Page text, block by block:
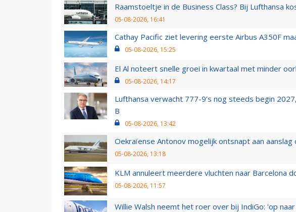
Raamstoeltje in de Business Class? Bij Lufthansa
05-08-2026, 16:41
Cathay Pacific ziet levering eerste Airbus A350F
05-08-2026, 15:25
El Al noteert snelle groei in kwartaal met minder
05-08-2026, 14:17
Lufthansa verwacht 777-9’s nog steeds begin
B
05-08-2026, 13:42
Oekraïense Antonov mogelijk ontsnapt aan aanslag
05-08-2026, 13:18
KLM annuleert meerdere vluchten naar Barcelona
05-08-2026, 11:57
Willie Walsh neemt het roer over bij IndiGo: 'op